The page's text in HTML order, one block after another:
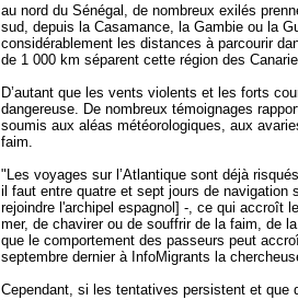
au nord du Sénégal, de nombreux exilés
sud, depuis la Casamance, la Gambie ou la
considérablement les distances à parcourir
de 1 000 km séparent cette région des
D’autant que les vents violents et les forts
dangereuse. De nombreux témoignages
soumis aux aléas météorologiques, aux
faim.
"Les voyages sur l’Atlantique sont déjà
il faut entre quatre et sept jours de navigation
rejoindre l'archipel espagnol] -, ce qui accroît
mer, de chavirer ou de souffrir de la faim, de
que le comportement des passeurs peut
septembre dernier à InfoMigrants la
Cependant, si les tentatives persistent et que